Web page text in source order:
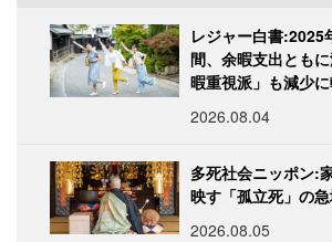
レジャー白書:2025
間、余暇支出とも
暇重視派」も減少
2026.08.04
多死社会ニッポン:
映す「孤立死」の
2026.08.05